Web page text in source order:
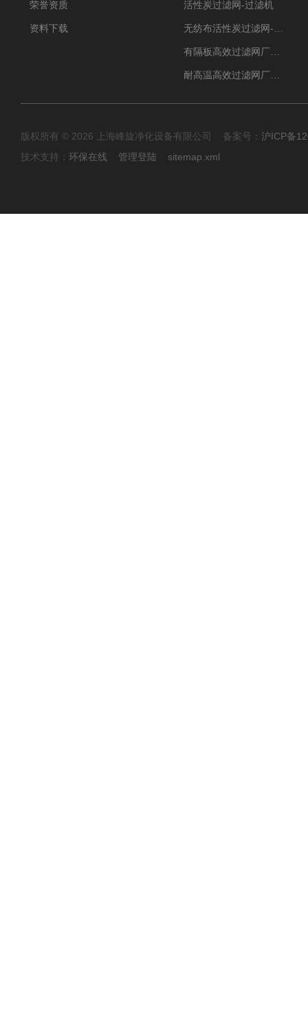
荣誉资质
资料下载
活性炭过滤网-过滤机
版权所有 © 2026 上海峰旋净化设备有限公司 备案号： 沪ICP备
技术支持： 环保在线 管理登陆 sitemap.xml